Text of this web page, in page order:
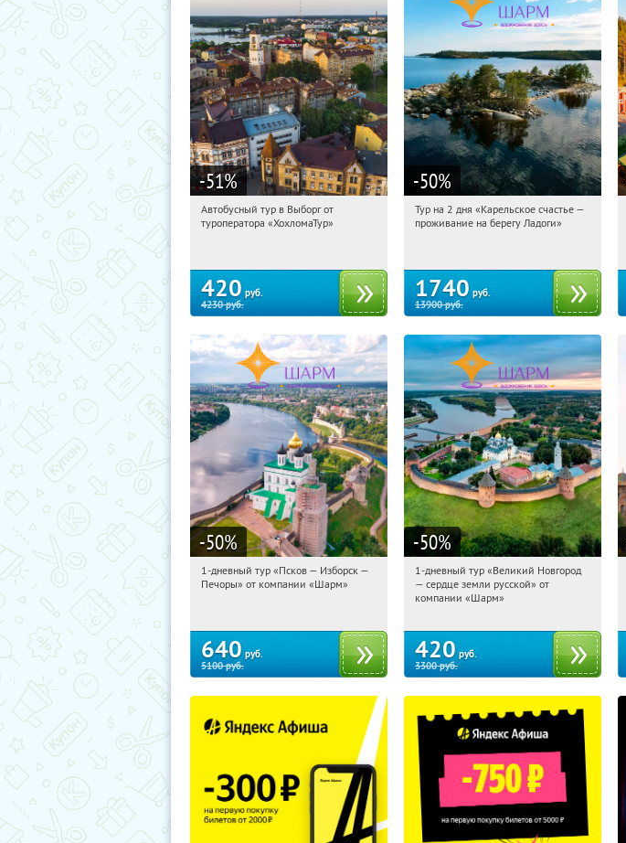
-51%
11:07:56 Купили:
Автобусный тур в Выборг от
туроператора «ХохломаТур»
420 руб.
4230руб.
-50%
11:07:56 Купили:39
Тур на 2 дня «Карельское счастье —
проживание на берегу Ладоги»
1740 руб.
13900руб.
-50%
11:07:56 Купили:12
1-дневный тур «Псков — Изборск —
Печоры» от компании «Шарм»
640 руб.
5100руб.
-50%
11:07:56 Купили:22
Достоевская
1-дневный тур «Великий Новгород
— сердце земли русской» от
компании «Шарм»
420 руб.
3300руб.